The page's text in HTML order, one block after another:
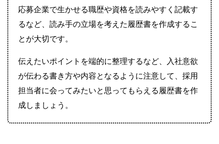
応募企業で生かせる職歴や資格を読みやすく記載す
るなど、読み手の立場を考えた履歴書を作成するこ
とが大切です。
伝えたいポイントを端的に整理するなど、入社意欲
が伝わる書き方や内容となるように注意して、採用
担当者に会ってみたいと思ってもらえる履歴書を作
成しましょう。